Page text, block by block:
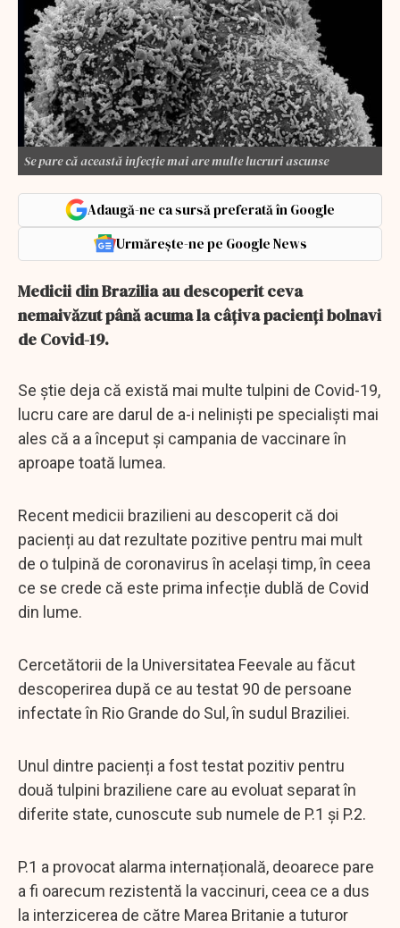
Se pare că această infecție mai are multe lucruri ascunse
Adaugă-ne ca sursă preferată în Google
Urmărește-ne pe Google News
Medicii din Brazilia au descoperit ceva
nemaivăzut până acuma la câțiva pacienți bolnavi
de Covid-19.
Se știe deja că există mai multe tulpini de Covid-19,
lucru care are darul de a-i neliniști pe specialiști mai
ales că a a început și campania de vaccinare în
aproape toată lumea.
Recent medicii brazilieni au descoperit că doi
pacienți au dat rezultate pozitive pentru mai mult
de o tulpină de coronavirus în același timp, în ceea
ce se crede că este prima infecție dublă de Covid
din lume.
Cercetătorii de la Universitatea Feevale au făcut
descoperirea după ce au testat 90 de persoane
infectate în Rio Grande do Sul, în sudul Braziliei.
Unul dintre pacienți a fost testat pozitiv pentru
două tulpini braziliene care au evoluat separat în
diferite state, cunoscute sub numele de P.1 și P.2.
P.1 a provocat alarma internațională, deoarece pare
a fi oarecum rezistentă la vaccinuri, ceea ce a dus
la interzicerea de către Marea Britanie a tuturor